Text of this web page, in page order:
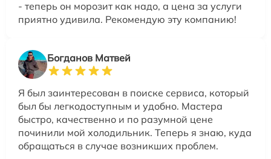
- теперь он морозит как надо, а цена за услуги
приятно удивила. Рекомендую эту компанию!
Богданов Матвей
Я был заинтересован в поиске сервиса, который
был бы легкодоступным и удобно. Мастера
быстро, качественно и по разумной цене
починили мой холодильник. Теперь я знаю, куда
обращаться в случае возникших проблем.